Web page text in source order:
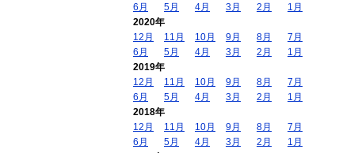
6月
5月 4月 3月 2月
1月
2020年
12月
11月 10月 9月 8月
7月
6月
5月 4月 3月 2月
1月
2019年
12月
11月 10月 9月 8月
7月
6月
5月 4月 3月 2月
1月
2018年
12月
11月 10月 9月 8月
7月
6月
5月 4月 3月 2月
1月